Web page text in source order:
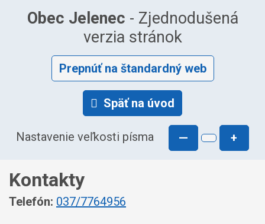
Obec Jelenec - Zjednodušená
verzia stránok
Prepnúť na štandardný web
Späť na úvod
Nastavenie veľkosti písma — +
Kontakty
Telefón: 037/7764956